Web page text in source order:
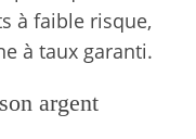
à faible risque,
à taux garanti.
argent